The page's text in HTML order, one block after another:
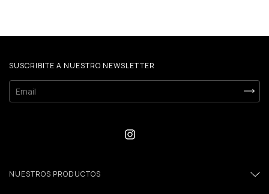
SUSCRIBITE A NUESTRO NEWSLETTER
NUESTROS PRODUCTOS